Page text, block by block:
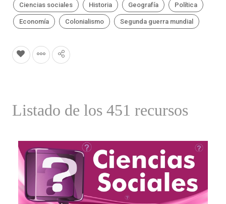
Ciencias sociales Historia Geografía Política
Economía Colonialismo Segunda guerra mundial
Listado de los 451 recursos